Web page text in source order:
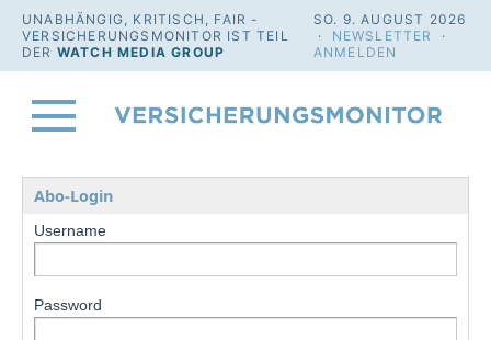
UNABHÄNGIG, KRITISCH, FAIR -
VERSICHERUNGSMONITOR IST TEIL
DER WATCH MEDIA GROUP
SO. 9. AUGUST 2026
· NEWSLETTER
·
ANMELDEN
Abo-Login
Username
Password